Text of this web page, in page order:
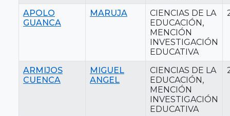
APOLO
GUANCA
MARUJA
CIENCIAS DE LA
EDUCACIÓN,
MENCIÓN
INVESTIGACIÓN
EDUCATIVA
ARMIJOS
CUENCA
MIGUEL
ANGEL
CIENCIAS DE LA
EDUCACIÓN,
MENCIÓN
INVESTIGACIÓN
EDUCATIVA